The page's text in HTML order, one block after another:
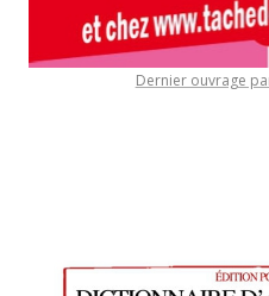
Dernier ouvrage